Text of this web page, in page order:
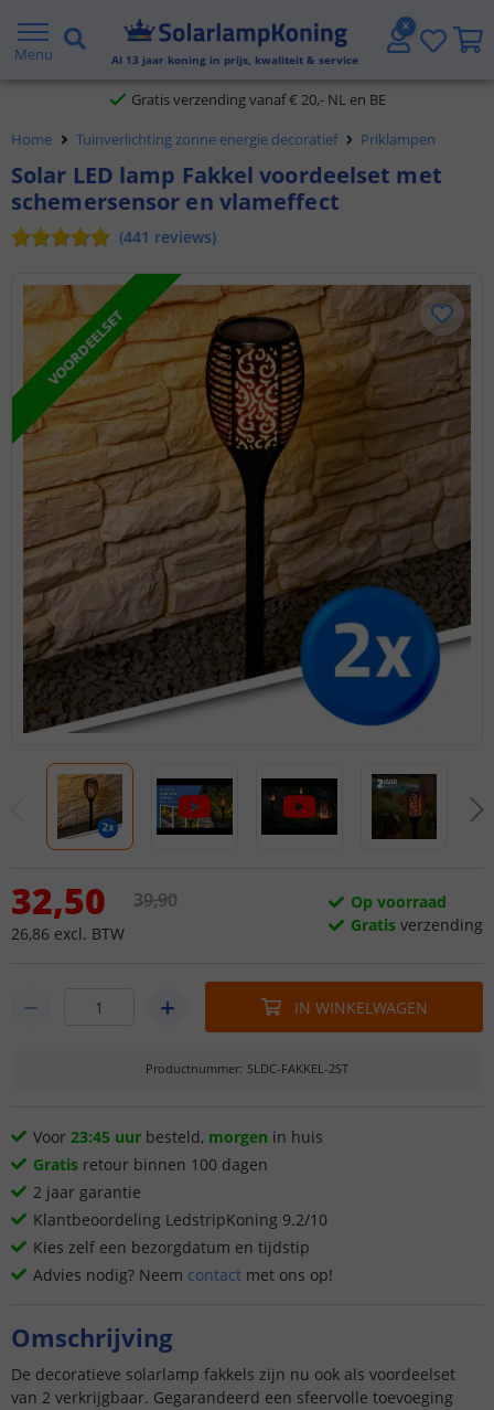
Menu Al 13 jaar koning in prijs, kwaliteit & service
Gratis verzending vanaf € 20,- NL en BE
Voor 23:45 uur besteld,morgen in huis
Home Tuinverlichting zonne energie decoratief Priklampen
Solar LED lamp Fakkel voordeelset met
schemersensor en vlameffect
(441 reviews)
VOORDEELSET
32,50
26,86 excl. BTW
39,90
Op voorraad
Gratis verzending
IN WINKELWAGEN
Productnummer: SLDC-FAKKEL-2ST
Voor 23:45 uur besteld, morgen in huis
Gratis retour binnen 100 dagen
2 jaar garantie
Klantbeoordeling LedstripKoning 9.2/10
Kies zelf een bezorgdatum en tijdstip
Advies nodig? Neem contact met ons op!
Omschrijving
De decoratieve solarlamp fakkels zijn nu ook als voordeelset
van 2 verkrijgbaar. Gegarandeerd een sfeervolle toevoeging